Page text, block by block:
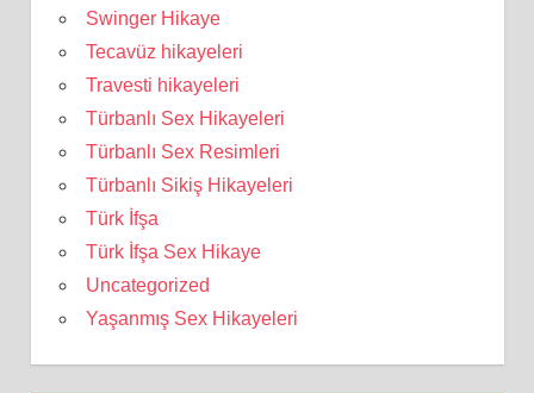
Swinger Hikaye
Tecavüz hikayeleri
Travesti hikayeleri
Türbanlı Sex Hikayeleri
Türbanlı Sex Resimleri
Türbanlı Sikiş Hikayeleri
Türk İfşa
Türk İfşa Sex Hikaye
Uncategorized
Yaşanmış Sex Hikayeleri